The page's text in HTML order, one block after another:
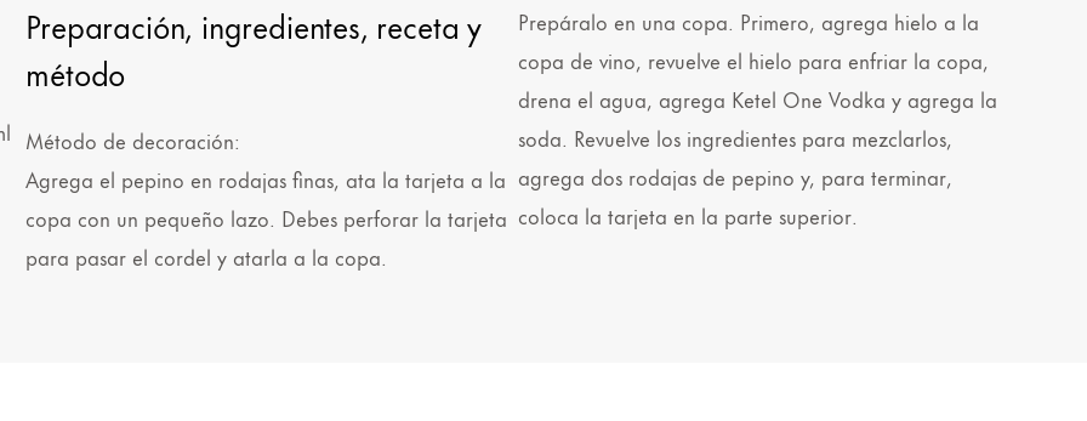
Preparación, ingredientes, receta y
método
Método de decoración:
Agrega el pepino en rodajas finas, ata la tarjeta a la
copa con un pequeño lazo. Debes perforar la tarjeta
para pasar el cordel y atarla a la copa.
Prepáralo en una copa. Primero, agrega hielo a la
copa de vino, revuelve el hielo para enfriar la copa,
drena el agua, agrega Ketel One Vodka y agrega la
soda. Revuelve los ingredientes para mezclarlos,
agrega dos rodajas de pepino y, para terminar,
coloca la tarjeta en la parte superior.